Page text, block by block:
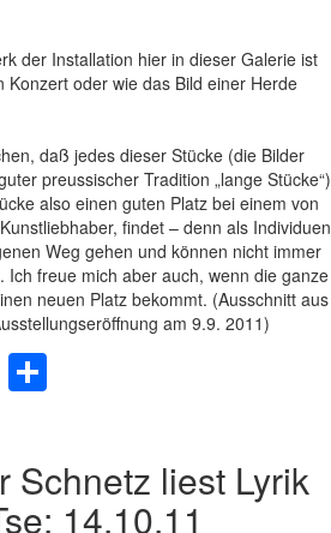
der Installation hier in dieser Galerie ist
Konzert oder wie das Bild einer Herde
daß jedes dieser Stücke (die Bilder
preussischer Tradition „lange Stücke“)
also einen guten Platz bei einem von
findet – denn als Individuen
Weg gehen und können nicht immer
Ich freue mich aber auch, wenn die ganze
neuen Platz bekommt. (Ausschnitt aus
am 9.9. 2011)
Share
Schnetz liest Lyrik
14.10.11